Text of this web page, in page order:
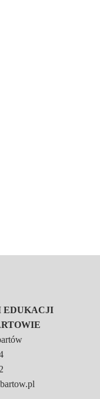
EDUKACJI